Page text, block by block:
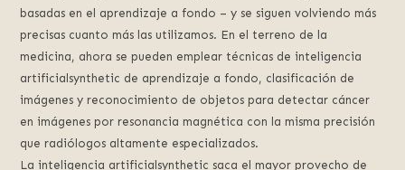
basadas en el aprendizaje a fondo – y se siguen volviendo más
precisas cuanto más las utilizamos. En el terreno de la
medicina, ahora se pueden emplear técnicas de inteligencia
artificialsynthetic de aprendizaje a fondo, clasificación de
imágenes y reconocimiento de objetos para detectar cáncer
en imágenes por resonancia magnética con la misma precisión
que radiólogos altamente especializados.
La inteligencia artificialsynthetic saca el mayor provecho de